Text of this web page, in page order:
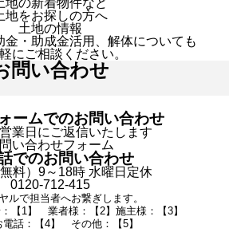
地の新着物件など
地をお探しの方へ
土地の情報
・助成金活用、解体についても
にご相談ください。
問い合わせ
ームでのお問い合わせ
業日にご返信いたします
い合わせフォーム
でのお問い合わせ
無料）9～18時 水曜日定休
0120-712-415
ルで担当者へお繋ぎします。
：【1】 業者様：【2】施主様：【3】
電話：【4】 その他：【5】